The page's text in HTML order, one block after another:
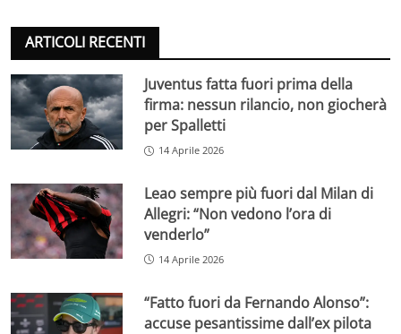
ARTICOLI RECENTI
Juventus fatta fuori prima della
firma: nessun rilancio, non giocherà
per Spalletti
14 Aprile 2026
Leao sempre più fuori dal Milan di
Allegri: “Non vedono l’ora di
venderlo”
14 Aprile 2026
“Fatto fuori da Fernando Alonso”:
accuse pesantissime dall’ex pilota